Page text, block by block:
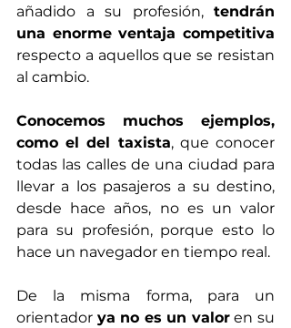
añadido a su profesión, tendrán
una enorme ventaja competitiva
respecto a aquellos que se resistan
al cambio.
Conocemos muchos ejemplos,
como el del taxista, que conocer
todas las calles de una ciudad para
llevar a los pasajeros a su destino,
desde hace años, no es un valor
para su profesión, porque esto lo
hace un navegador en tiempo real.
De la misma forma, para un
orientador ya no es un valor en su